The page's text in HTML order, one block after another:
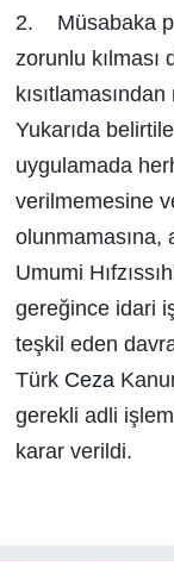
2. Müsabaka
zorunlu kılması
Yukarıda
uygulamada
verilmemesine
olunmamasına,
Umumi
gereğince idari
teşkil eden
Türk Ceza
gerekli adli
karar verildi.